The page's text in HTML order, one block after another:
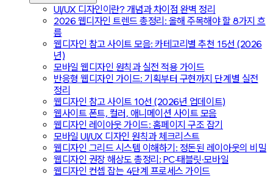
UI/UX 디자인이란? 개념과 차이점 완벽 정리
2026 웹디자인 트렌드 총정리: 올해 주목해야 할 8가지 흐
름
웹디자인 참고 사이트 모음: 카테고리별 추천 15선 (2026
년)
모바일 웹디자인 원칙과 실전 적용 가이드
반응형 웹디자인 가이드: 기획부터 구현까지 단계별 실전
정리
웹디자인 참고 사이트 10선 (2026년 업데이트)
웹사이트 폰트, 컬러, 애니메이션 사이트 모음
웹디자인 레이아웃 가이드: 홈페이지 구조 잡기
모바일 UI/UX 디자인 원칙과 체크리스트
웹디자인 그리드 시스템 이해하기: 정돈된 레이아웃의 비밀
웹디자인 권장 해상도 총정리: PC·태블릿·모바일
웹디자인 컨셉 잡는 4단계 프로세스 가이드